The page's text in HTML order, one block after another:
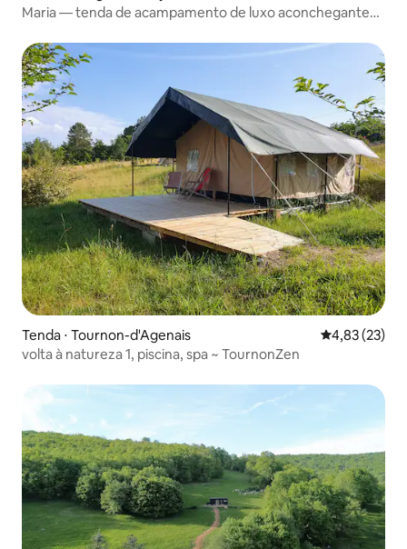
Maria — tenda de acampamento de luxo aconchegante
Tenda ⋅ Tournon-d'Agenais 4,83 de uma
4,83 (23)
volta à natureza 1, piscina, spa ~ TournonZen